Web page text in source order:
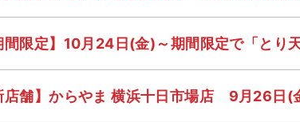
間限定】10月24日(金)～期間限定で「とり
店舗】からやま 横浜十日市場店 9月26日(